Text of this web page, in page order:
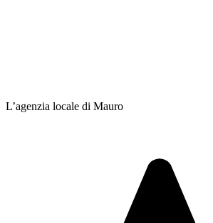
L’agenzia locale di Mauro